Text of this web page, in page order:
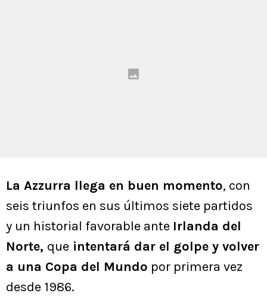
La Azzurra llega en buen momento, con
seis triunfos en sus últimos siete partidos
y un historial favorable ante Irlanda del
Norte, que intentará dar el golpe y volver
a una Copa del Mundo por primera vez
desde 1986.